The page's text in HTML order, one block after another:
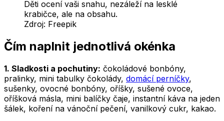
Děti ocení vaši snahu, nezáleží na lesklé
krabičce, ale na obsahu.
Zdroj: Freepik
Čím naplnit jednotlivá okénka
1. Sladkosti a pochutiny: čokoládové bonbóny,
pralinky, mini tabulky čokolády, domácí perníčky,
sušenky, ovocné bonbóny, oříšky, sušené ovoce,
oříšková másla, mini balíčky čaje, instantní káva na jeden
šálek, koření na vánoční pečení, vanilkový cukr, kakao.